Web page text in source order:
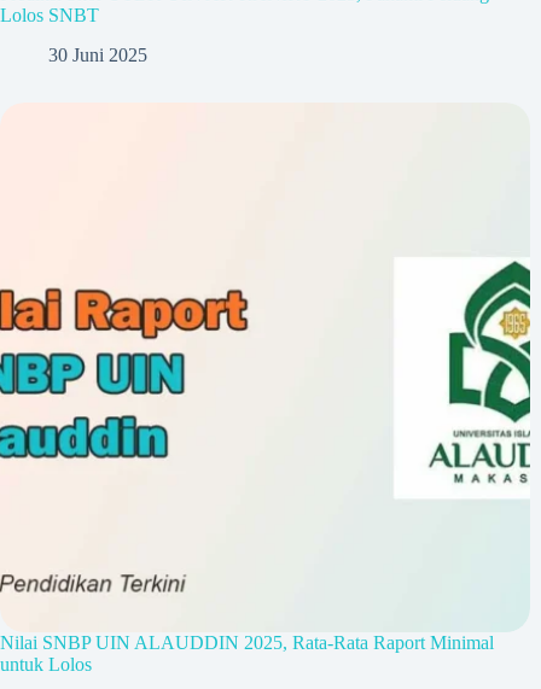
Lolos SNBT
30 Juni 2025
Nilai SNBP UIN ALAUDDIN 2025, Rata-Rata Raport Minimal
untuk Lolos